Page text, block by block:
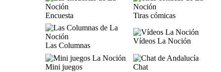
Encuesta Tiras cómicas
Las Columnas
Vídeos La Noción
Mini juegos
Chat